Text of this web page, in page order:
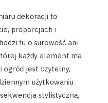
dekoracji to
proporcjach i
tu o surowość ani
każdy element ma
ogród jest czytelny,
użytkowaniu.
stylistyczna,